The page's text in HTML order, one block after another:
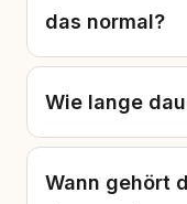
das normal?
Wie lange
Wann gehört